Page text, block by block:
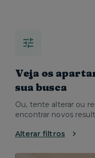
Veja os
sua busca
Ou, tente alterar ou
encontrar novos
Alterar filtros